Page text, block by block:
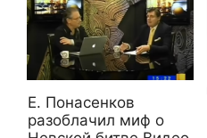
Е. Понасенков
разоблачил миф о